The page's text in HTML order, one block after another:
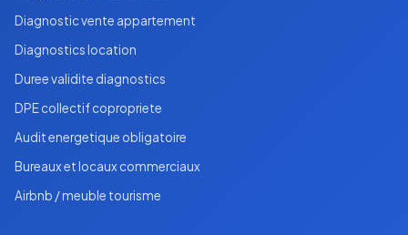
Diagnostic vente appartement
Diagnostics location
Duree validite diagnostics
DPE collectif copropriete
Audit energetique obligatoire
Bureaux et locaux commerciaux
Airbnb / meuble tourisme